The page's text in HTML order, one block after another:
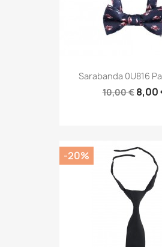
Sarabanda 0U816
10,00 € 8,00
-20%